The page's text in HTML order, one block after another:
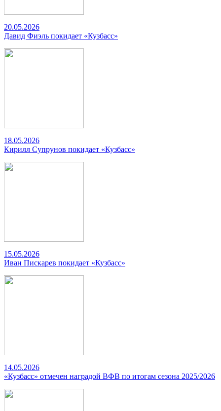
20.05.2026
Давид Фиэль покидает «Кузбасс»
18.05.2026
Кирилл Супрунов покидает «Кузбасс»
15.05.2026
Иван Пискарев покидает «Кузбасс»
14.05.2026
«Кузбасс» отмечен наградой ВФВ по итогам сезона 2025/2026